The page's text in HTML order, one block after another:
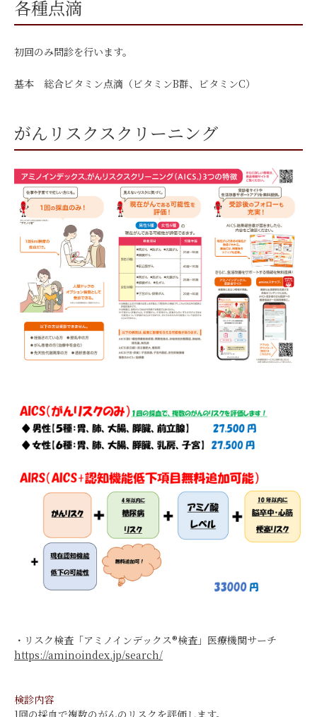
各種点滴
初回のみ問診を行います。
基本 総合ビタミン点滴（ビタミンB群、ビタミンC）
がんリスクスクリーニング
・リスク検査「アミノインデックス®検査」医療機関サーチ
https://aminoindex.jp/search/
検診内容
1回の採血で複数のがんのリスクを評価します。